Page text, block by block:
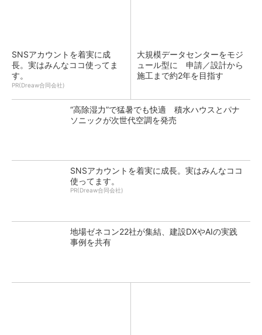
SNSアカウントを着実に成
長。実はみんなココ使ってま
す。
PR(Dreaw合同会社)
大規模データセンターをモジ
ュール型に 申請／設計から
施工まで約2年を目指す
“高除湿力”で猛暑でも快適 積水ハウスとパナ
ソニックが次世代空調を発売
SNSアカウントを着実に成長。実はみんなココ
使ってます。
PR(Dreaw合同会社)
地場ゼネコン22社が集結、建設DXやAIの実践
事例を共有